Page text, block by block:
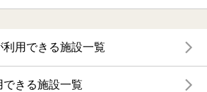
用できる施設一覧
できる施設一覧